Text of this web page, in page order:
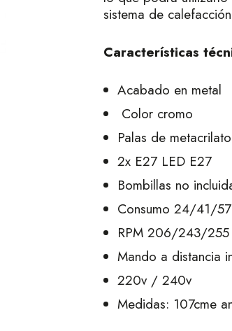
sistema de
Características
Acabado en metal
Color cromo
Palas de metacrilato
2x E27 LED E27
Bombillas no
Consumo 24/41/
RPM 206/243/255
Mando a distancia
220v / 240v
Medidas: 107cme